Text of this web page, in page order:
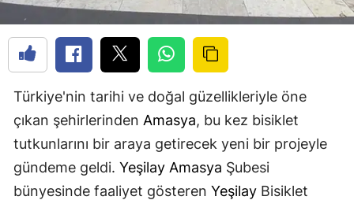
Türkiye'nin tarihi ve doğal güzellikleriyle öne
çıkan şehirlerinden Amasya, bu kez bisiklet
tutkunlarını bir araya getirecek yeni bir projeyle
gündeme geldi. Yeşilay Amasya Şubesi
bünyesinde faaliyet gösteren Yeşilay Bisiklet